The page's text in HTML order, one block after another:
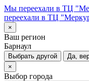
Мы переехали в ТЦ
переехали в ТЦ
×
Ваш регион
Барнаул
Выбрать другой
Да,
×
Выбор города